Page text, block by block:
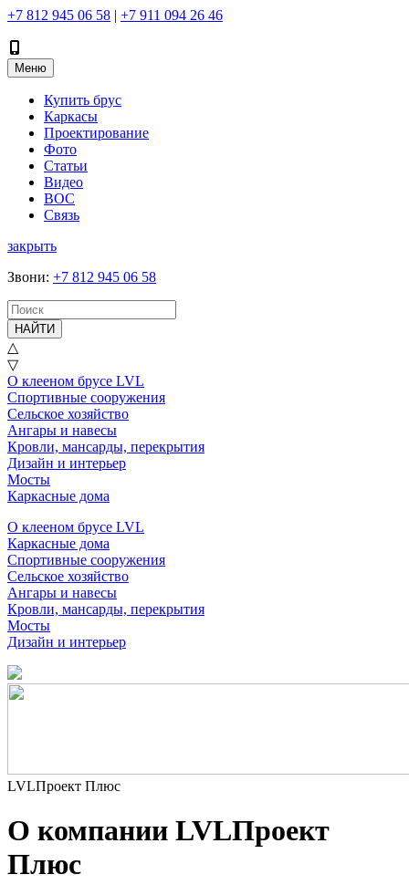
+7 812 945 06 58 | +7 911 094 26 46
Меню
Купить брус
Каркасы
Проектирование
Фото
Статьи
Видео
ВОС
Связь
закрыть
Звони: +7 812 945 06 58
НАЙТИ
△
▽
О клееном брусе LVL
Спортивные сооружения
Сельское хозяйство
Ангары и навесы
Кровли, мансарды, перекрытия
Дизайн и интерьер
Мосты
Каркасные дома
О клееном брусе LVL
Каркасные дома
Спортивные сооружения
Сельское хозяйство
Ангары и навесы
Кровли, мансарды, перекрытия
Мосты
Дизайн и интерьер
LVLПроект Плюс
О компании LVLПроект
Плюс